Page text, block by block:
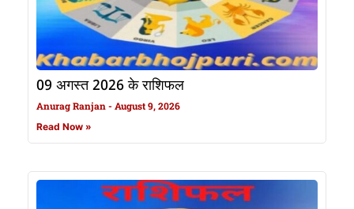
09 अगस्त 2026 के राशिफल
Anurag Ranjan August 9, 2026
Read Now »